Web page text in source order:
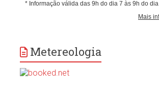
Metereologia